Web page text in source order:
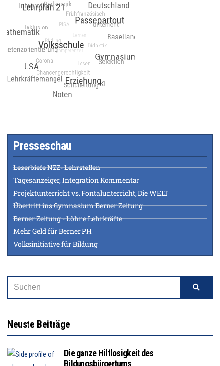
Presseschau
Leserbiefe NZZ- Lehrstellen
Tagesanzeiger, Integration Kommentar
Projektunterricht vs. Fontalunterricht, Die WELT
Übertritt ins Gymnasium Berner Zeitung
Berner Zeitung - Löhne Lehrkräfte
Mehr Geld für Berner PH
Volksinitiative für Bildung
Neuste Beiträge
Die ganze Hilflosigkeit des
Bildungsbürgertums